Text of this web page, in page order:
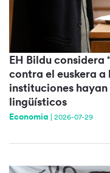
EH Bildu considera
contra el euskera
instituciones
lingüísticos
Economia 2026-07-29